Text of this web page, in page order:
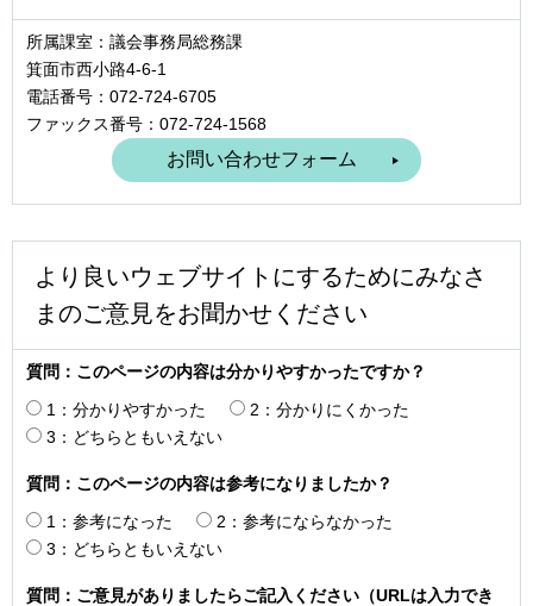
所属課室：議会事務局総務課
箕面市西小路4‐6‐1
電話番号：072-724-6705
ファックス番号：072-724-1568
より良いウェブサイトにするためにみなさ
まのご意見をお聞かせください
質問：このページの内容は分かりやすかったですか？
1：分かりやすかった
2：分かりにくかった
3：どちらともいえない
質問：このページの内容は参考になりましたか？
1：参考になった
2：参考にならなかった
3：どちらともいえない
質問：ご意見がありましたらご記入ください（URLは入力でき